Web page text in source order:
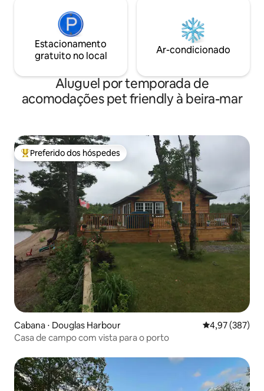
Estacionamento
gratuito no local
Ar-condicionado
Aluguel por temporada de
acomodações pet friendly à beira-mar
Entre os melhores preferidos dos hóspedes
Preferido dos hóspedes
Cabana ⋅ Douglas Harbour 4,97 de uma
4,97 (387)
Casa de campo com vista para o porto